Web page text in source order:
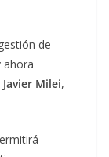
de
ahora
Javier Milei,